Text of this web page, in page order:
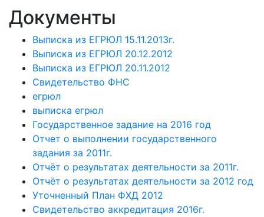
Документы
Выписка из ЕГРЮЛ 15.11.2013г.
Выписка из ЕГРЮЛ 20.12.2012
Выписка из ЕГРЮЛ 20.11.2012
Свидетельство ФНС
егрюл
выписка егрюл
Государственное задание на 2016 год
Отчет о выполнении государственного
задания за 2011г.
Отчёт о результатах деятельности за 2011г.
Отчёт о результатах деятельности за 2012 год
Уточненный План ФХД 2012
Свидетельство аккредитация 2016г.